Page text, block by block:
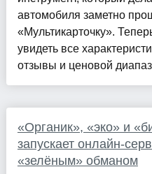
автомобиля заметно
«Мультикарточку».
увидеть все
отзывы и ценовой
«Органик», «эко» и
запускает онлайн-
«зелёным» обманом